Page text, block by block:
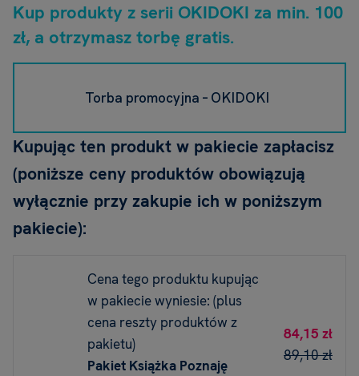
Kup produkty z serii OKIDOKI za min. 100
zł, a otrzymasz torbę gratis.
Torba promocyjna – OKIDOKI
Kupując ten produkt w pakiecie zapłacisz
(poniższe ceny produktów obowiązują
wyłącznie przy zakupie ich w poniższym
pakiecie):
Cena tego produktu kupując
w pakiecie wyniesie: (plus
cena reszty produktów z
pakietu)
Pakiet Książka Poznaję
89,10 zł
84,15 zł